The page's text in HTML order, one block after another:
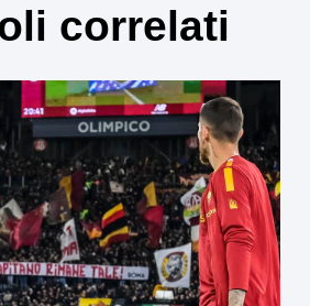
correlati